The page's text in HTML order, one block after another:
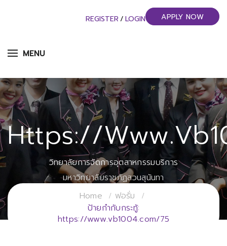
MENU
REGISTER / LOGIN APPLY NOW
Https://
วิทยาลัยการจัดการอุตสาหกรรมบริการ
มหาวิทยาลัยราชภัฏสวนสุนันทา
Home
ฟอรั่ม
ป้ายกำกับกระทู้:
https://www.vb1004.com/75